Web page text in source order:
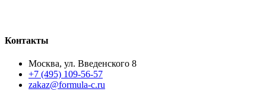
Контакты
Москва, ул. Введенского 8
+7 (495) 109-56-57
zakaz@formula-c.ru